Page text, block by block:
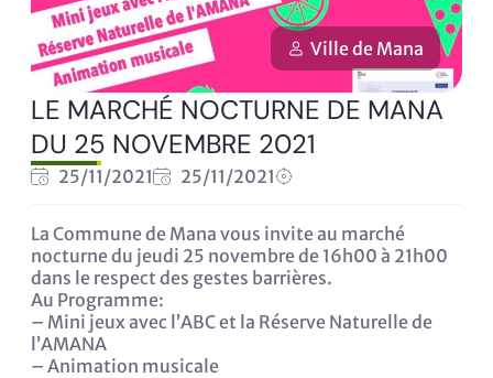
Ville de Mana
LE MARCHÉ NOCTURNE DE MANA
DU 25 NOVEMBRE 2021
25/11/2021 25/11/2021
La Commune de Mana vous invite au marché
nocturne du jeudi 25 novembre de 16h00 à 21h00
dans le respect des gestes barrières.
Au Programme:
– Mini jeux avec l’ABC et la Réserve Naturelle de
l’AMANA
– Animation musicale